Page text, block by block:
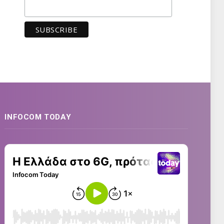
INFOCOM TODAY